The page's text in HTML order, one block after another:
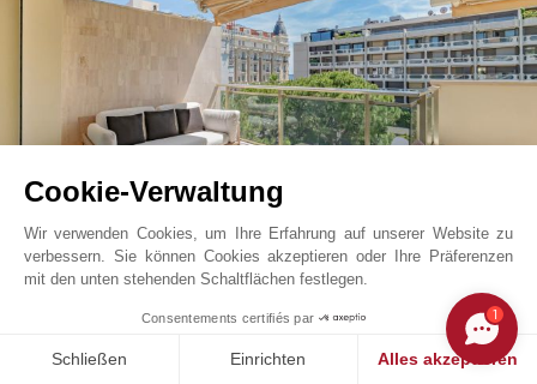
Cannes
2 856 000 EUR
Cookie-Verwaltung
Wir verwenden Cookies, um Ihre Erfahrung auf unserer Website zu
verbessern. Sie können Cookies akzeptieren oder Ihre Präferenzen
mit den unten stehenden Schaltflächen festlegen.
Consentements certifiés par
Schließen Einrichten Alles akzeptieren
1